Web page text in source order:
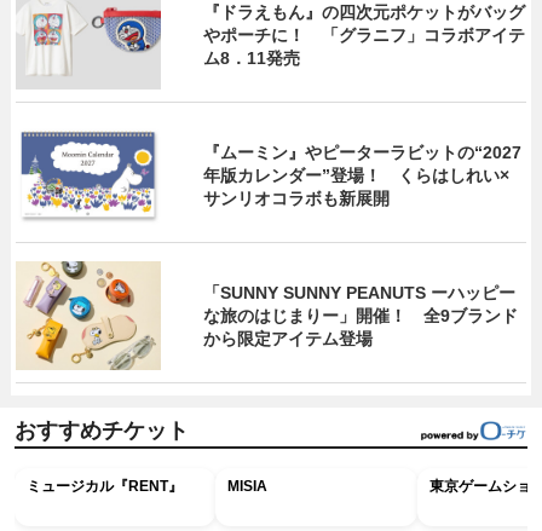
『ドラえもん』の四次元ポケットがバッグ
やポーチに！ 「グラニフ」コラボアイテ
ム8．11発売
『ムーミン』やピーターラビットの“2027
年版カレンダー”登場！ くらはしれい×
サンリオコラボも新展開
「SUNNY SUNNY PEANUTS ーハッピー
な旅のはじまりー」開催！ 全9ブランド
から限定アイテム登場
おすすめチケット
ミュージカル『RENT』 MISIA 東京ゲームショ